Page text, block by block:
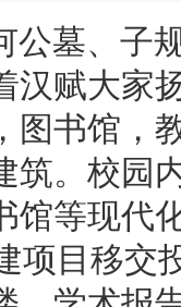
公墓、子
汉赋大家
图书馆，
筑。校园
馆等现代
项目移交